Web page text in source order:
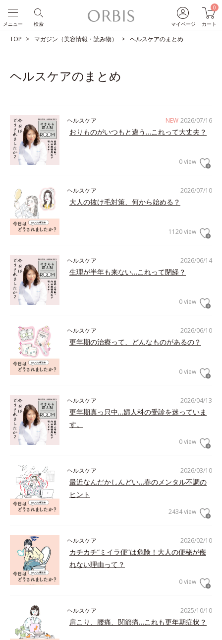
マイページ
0
カート
検索
メニュー
TOP マガジン（美容情報・読み物） ヘルスケアのまとめ
ヘルスケアのまとめ
NEW 2026/07/16
ヘルスケア
おりものがいつもと違う…これって大丈夫？
0 view
2026/07/10
ヘルスケア
大人の抜け毛対策、何から始める？
1120 view
2026/06/14
ヘルスケア
生理が半年も来ない…これって閉経？
0 view
2026/06/10
ヘルスケア
更年期の治療って、どんなものがあるの？
0 view
2026/04/13
ヘルスケア
更年期真っ只中…婦人科の受診を迷っていま
す。
0 view
2026/03/10
ヘルスケア
最近なんだかしんどい…春のメンタル不調の
ヒント
2434 view
2026/02/10
ヘルスケア
カチカチ“ミイラ便”は危険！大人の便秘が侮
れない理由って？
0 view
2025/10/10
ヘルスケア
肩こり、腰痛、関節痛…これも更年期症状？